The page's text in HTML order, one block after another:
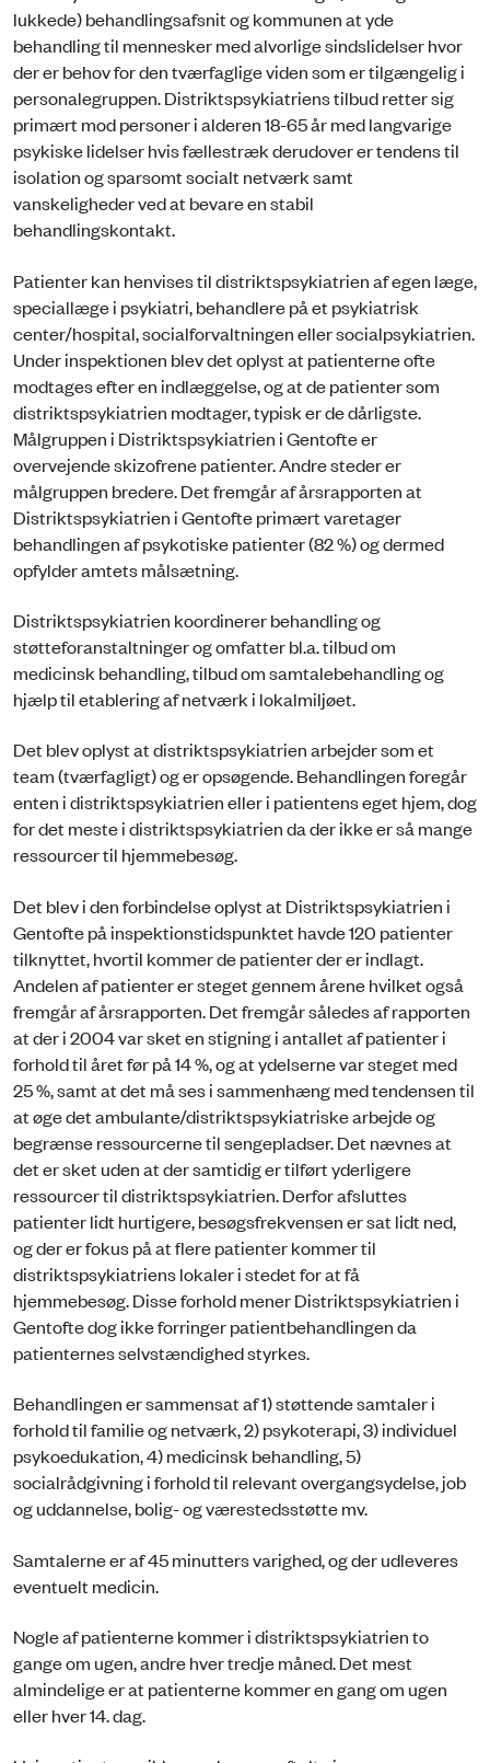
lukkede) behandlingsafsnit og kommunen at yde
behandling til mennesker med alvorlige sindslidelser hvor
der er behov for den tværfaglige viden som er tilgængelig i
personalegruppen. Distriktspsykiatriens tilbud retter sig
primært mod personer i alderen 18-65 år med langvarige
psykiske lidelser hvis fællestræk derudover er tendens til
isolation og sparsomt socialt netværk samt
vanskeligheder ved at bevare en stabil
behandlingskontakt.
Patienter kan henvises til distriktspsykiatrien af egen læge,
speciallæge i psykiatri, behandlere på et psykiatrisk
center/hospital, socialforvaltningen eller socialpsykiatrien.
Under inspektionen blev det oplyst at patienterne ofte
modtages efter en indlæggelse, og at de patienter som
distriktspsykiatrien modtager, typisk er de dårligste.
Målgruppen i Distriktspsykiatrien i Gentofte er
overvejende skizofrene patienter. Andre steder er
målgruppen bredere. Det fremgår af årsrapporten at
Distriktspsykiatrien i Gentofte primært varetager
behandlingen af psykotiske patienter (82 %) og dermed
opfylder amtets målsætning.
Distriktspsykiatrien koordinerer behandling og
støtteforanstaltninger og omfatter bl.a. tilbud om
medicinsk behandling, tilbud om samtalebehandling og
hjælp til etablering af netværk i lokalmiljøet.
Det blev oplyst at distriktspsykiatrien arbejder som et
team (tværfagligt) og er opsøgende. Behandlingen foregår
enten i distriktspsykiatrien eller i patientens eget hjem, dog
for det meste i distriktspsykiatrien da der ikke er så mange
ressourcer til hjemmebesøg.
Det blev i den forbindelse oplyst at Distriktspsykiatrien i
Gentofte på inspektionstidspunktet havde 120 patienter
tilknyttet, hvortil kommer de patienter der er indlagt.
Andelen af patienter er steget gennem årene hvilket også
fremgår af årsrapporten. Det fremgår således af rapporten
at der i 2004 var sket en stigning i antallet af patienter i
forhold til året før på 14 %, og at ydelserne var steget med
25 %, samt at det må ses i sammenhæng med tendensen til
at øge det ambulante/distriktspsykiatriske arbejde og
begrænse ressourcerne til sengepladser. Det nævnes at
det er sket uden at der samtidig er tilført yderligere
ressourcer til distriktspsykiatrien. Derfor afsluttes
patienter lidt hurtigere, besøgsfrekvensen er sat lidt ned,
og der er fokus på at flere patienter kommer til
distriktspsykiatriens lokaler i stedet for at få
hjemmebesøg. Disse forhold mener Distriktspsykiatrien i
Gentofte dog ikke forringer patientbehandlingen da
patienternes selvstændighed styrkes.
Behandlingen er sammensat af 1) støttende samtaler i
forhold til familie og netværk, 2) psykoterapi, 3) individuel
psykoedukation, 4) medicinsk behandling, 5)
socialrådgivning i forhold til relevant overgangsydelse, job
og uddannelse, bolig- og værestedsstøtte mv.
Samtalerne er af 45 minutters varighed, og der udleveres
eventuelt medicin.
Nogle af patienterne kommer i distriktspsykiatrien to
gange om ugen, andre hver tredje måned. Det mest
almindelige er at patienterne kommer en gang om ugen
eller hver 14. dag.